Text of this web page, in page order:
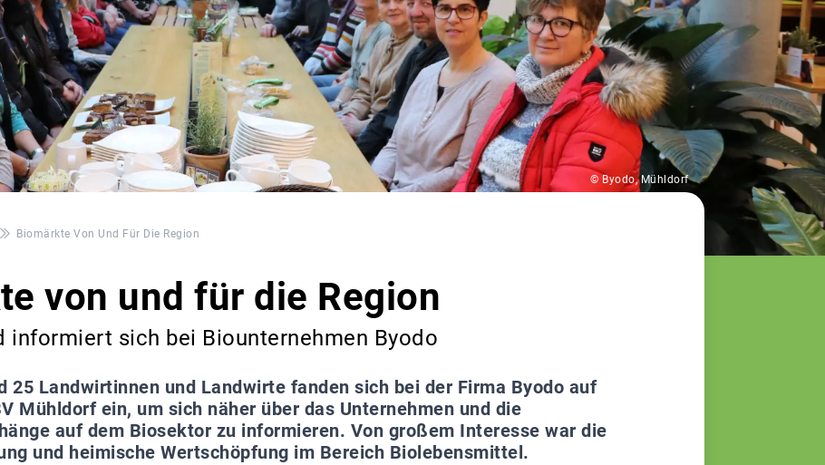
© Byodo, Mühldorf
Biomärkte Von Und Für Die Region
von und für die Region
informiert sich bei Biounternehmen Byodo
25 Landwirtinnen und Landwirte fanden sich bei der Firma Byodo auf
Mühldorf ein, um sich näher über das Unternehmen und die
auf dem Biosektor zu informieren. Von großem Interesse war die
und heimische Wertschöpfung im Bereich Biolebensmittel.